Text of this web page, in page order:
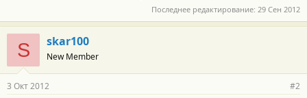
Последнее редактирование: 29 Сен 2012
S skar100
New Member
3 Окт 2012 #2